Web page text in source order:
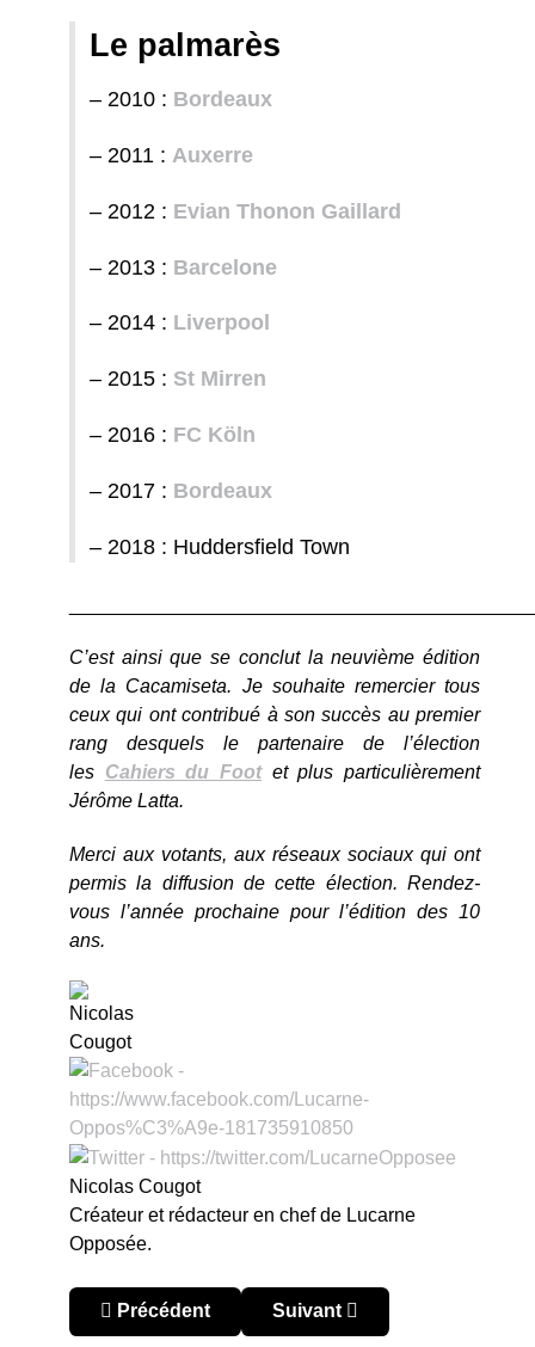
Le palmarès
– 2010 : Bordeaux
– 2011 : Auxerre
– 2012 : Evian Thonon Gaillard
– 2013 : Barcelone
– 2014 : Liverpool
– 2015 : St Mirren
– 2016 : FC Köln
– 2017 : Bordeaux
– 2018 : Huddersfield Town
C’est ainsi que se conclut la neuvième édition
de la Cacamiseta. Je souhaite remercier tous
ceux qui ont contribué à son succès au premier
rang desquels le partenaire de l’élection
les Cahiers du Footet plus particulièrement
Jérôme Latta.
Merci aux votants, aux réseaux sociaux qui ont
permis la diffusion de cette élection. Rendez-
vous l’année prochaine pour l’édition des 10
ans.
Nicolas Cougot
Créateur et rédacteur en chef de Lucarne
Opposée.
Article précédent : Lucarne Opposée lance sa
Précédent Article suivant : Cacamiseta
Suivant